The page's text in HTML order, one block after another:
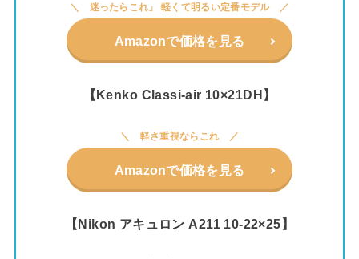
迷ったらこれ」 軽くて明るい定番モデル
Amazonで価格を見る
【Kenko Classi-air 10×21DH】
軽さ重視ならこれ
Amazonで価格を見る
【Nikon アキュロン A211 10-22×25】